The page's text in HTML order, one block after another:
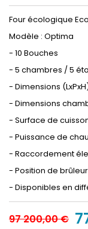
Four écologique
Modèle : Optima
- 10 Bouches
- 5 chambres / 5
- Dimensions
- Dimensions
- Surface de
- Puissance de
- Raccordement
- Position de
- Disponibles en
97 200,00 €